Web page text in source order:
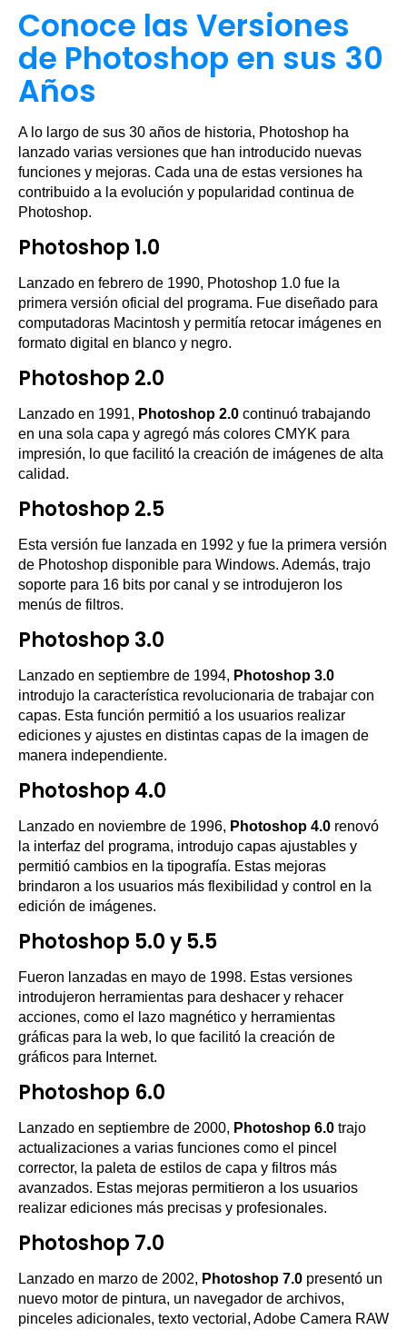
Conoce las Versiones
de Photoshop en sus 30
Años
A lo largo de sus 30 años de historia, Photoshop ha
lanzado varias versiones que han introducido nuevas
funciones y mejoras. Cada una de estas versiones ha
contribuido a la evolución y popularidad continua de
Photoshop.
Photoshop 1.0
Lanzado en febrero de 1990, Photoshop 1.0 fue la
primera versión oficial del programa. Fue diseñado para
computadoras Macintosh y permitía retocar imágenes en
formato digital en blanco y negro.
Photoshop 2.0
Lanzado en 1991, Photoshop 2.0 continuó trabajando
en una sola capa y agregó más colores CMYK para
impresión, lo que facilitó la creación de imágenes de alta
calidad.
Photoshop 2.5
Esta versión fue lanzada en 1992 y fue la primera versión
de Photoshop disponible para Windows. Además, trajo
soporte para 16 bits por canal y se introdujeron los
menús de filtros.
Photoshop 3.0
Lanzado en septiembre de 1994, Photoshop 3.0
introdujo la característica revolucionaria de trabajar con
capas. Esta función permitió a los usuarios realizar
ediciones y ajustes en distintas capas de la imagen de
manera independiente.
Photoshop 4.0
Lanzado en noviembre de 1996, Photoshop 4.0 renovó
la interfaz del programa, introdujo capas ajustables y
permitió cambios en la tipografía. Estas mejoras
brindaron a los usuarios más flexibilidad y control en la
edición de imágenes.
Photoshop 5.0 y 5.5
Fueron lanzadas en mayo de 1998. Estas versiones
introdujeron herramientas para deshacer y rehacer
acciones, como el lazo magnético y herramientas
gráficas para la web, lo que facilitó la creación de
gráficos para Internet.
Photoshop 6.0
Lanzado en septiembre de 2000, Photoshop 6.0 trajo
actualizaciones a varias funciones como el pincel
corrector, la paleta de estilos de capa y filtros más
avanzados. Estas mejoras permitieron a los usuarios
realizar ediciones más precisas y profesionales.
Photoshop 7.0
Lanzado en marzo de 2002, Photoshop 7.0 presentó un
nuevo motor de pintura, un navegador de archivos,
pinceles adicionales, texto vectorial, Adobe Camera RAW